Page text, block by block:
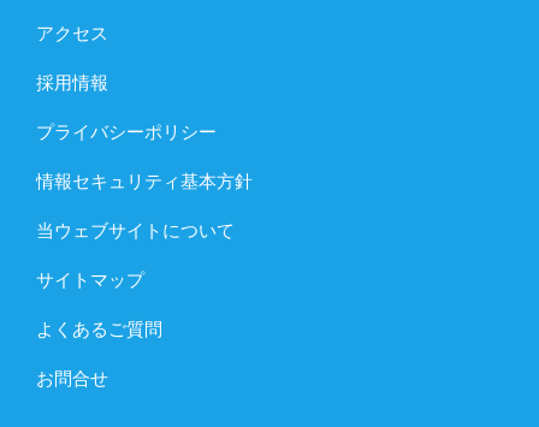
アクセス
採用情報
プライバシーポリシー
情報セキュリティ基本方針
当ウェブサイトについて
サイトマップ
よくあるご質問
お問合せ